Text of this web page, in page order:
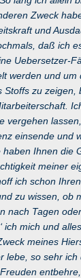
Zweck
und
daß ich
Uebersetzer-
werden und um
Stoffs zu zeigen,
vergehen
einsende und
haben Ihnen die
meiner
ich schon
zu wissen, ob
nach Tagen
ich mich und
meines
lebe, so sehr ich